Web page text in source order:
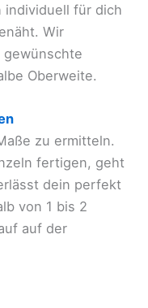
individuell für dich
Wir
Oberweite.
zu ermitteln.
fertigen, geht
dein perfekt
von 1 bis 2
auf der